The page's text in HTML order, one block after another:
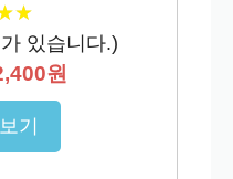
★
★
있습니다.)
원
기